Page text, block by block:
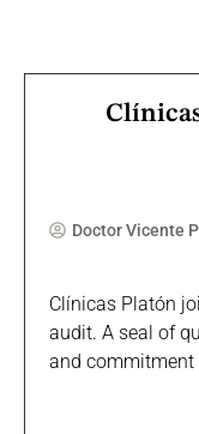
Doctor Vicente
Clínicas Platón
audit. A seal of
and